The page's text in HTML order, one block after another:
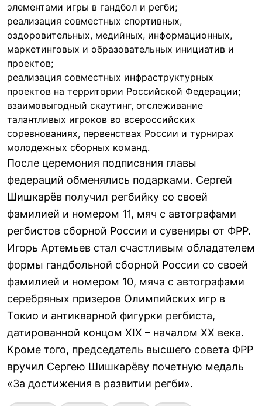
элементами игры в гандбол и регби;
реализация совместных спортивных,
оздоровительных, медийных, информационных,
маркетинговых и образовательных инициатив и
проектов;
реализация совместных инфраструктурных
проектов на территории Российской Федерации;
взаимовыгодный скаутинг, отслеживание
талантливых игроков во всероссийских
соревнованиях, первенствах России и турнирах
молодежных сборных команд.
После церемония подписания главы
федераций обменялись подарками. Сергей
Шишкарёв получил регбийку со своей
фамилией и номером 11, мяч с автографами
регбистов сборной России и сувениры от ФРР.
Игорь Артемьев стал счастливым обладателем
формы гандбольной сборной России со своей
фамилией и номером 10, мяча с автографами
серебряных призеров Олимпийских игр в
Токио и антикварной фигурки регбиста,
датированной концом XIX – началом XX века.
Кроме того, председатель высшего совета ФРР
вручил Сергею Шишкарёву почетную медаль
«За достижения в развитии регби».